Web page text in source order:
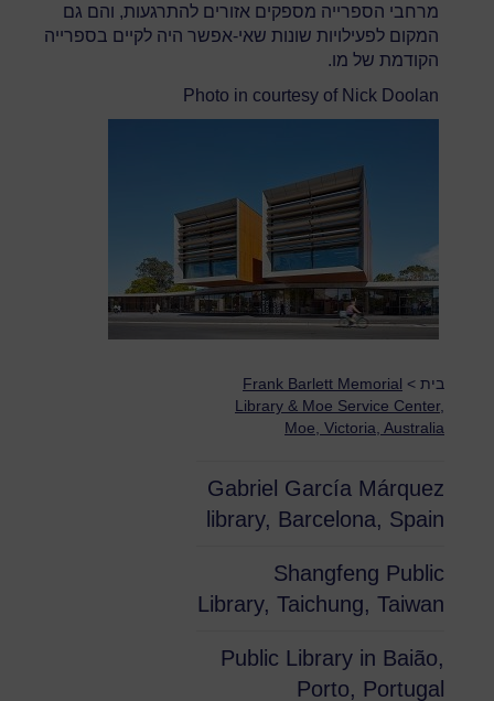
מרחבי הספרייה מספקים אזורים להתרגעות, והם גם
המקום לפעילויות שונות שאי-אפשר היה לקיים בספרייה
הקודמת של מו.
Photo in courtesy of Nick Doolan
בית >
Frank Barlett Memorial
Library & Moe Service Center,
Moe, Victoria, Australia
Gabriel García Márquez
library, Barcelona, Spain
Shangfeng Public
Library, Taichung, Taiwan
Public Library in Baião,
Porto, Portugal